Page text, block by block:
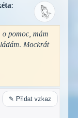
:
pomoc, mám
Mockrát
✎ Přidat vzkaz